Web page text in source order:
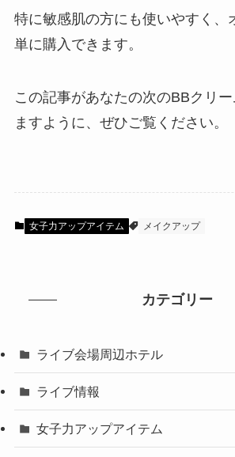
特に敏感肌の方にも使いやすく、
単に購入できます。
この記事があなたの次のBBクリ
ますように、ぜひご覧ください。
女子力アップアイテム メイクアップ
カテゴリー
ライブ会場周辺ホテル
ライブ情報
女子力アップアイテム